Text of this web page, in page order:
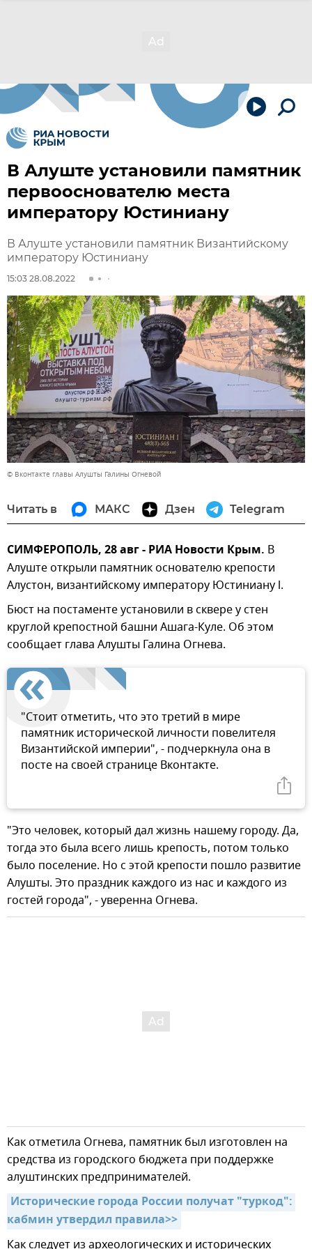
В Алуште установили памятник
первооснователю места
императору Юстиниану
В Алуште установили памятник Византийскому
императору Юстиниану
15:03 28.08.2022
© Вконтакте главы Алушты Галины Огневой
Читать в МАКС Дзен Telegram
СИМФЕРОПОЛЬ, 28 авг - РИА Новости Крым. В
Алуште открыли памятник основателю крепости
Алустон, византийскому императору Юстиниану l.
Бюст на постаменте установили в сквере у стен
круглой крепостной башни Ашага-Куле. Об этом
сообщает глава Алушты Галина Огнева.
"Стоит отметить, что это третий в мире
памятник исторической личности повелителя
Византийской империи", - подчеркнула она в
посте на своей странице Вконтакте.
"Это человек, который дал жизнь нашему городу. Да,
тогда это была всего лишь крепость, потом только
было поселение. Но с этой крепости пошло развитие
Алушты. Это праздник каждого из нас и каждого из
гостей города", - уверенна Огнева.
Как отметила Огнева, памятник был изготовлен на
средства из городского бюджета при поддержке
алуштинских предпринимателей.
Исторические города России получат "туркод":
кабмин утвердил правила>>
Как следует из археологических и исторических